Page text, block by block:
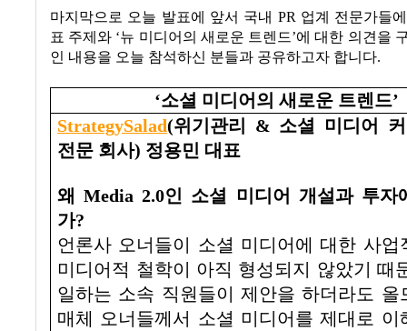
마지막으로 오늘 발표에 앞서 국내 PR 업계 전문가들
표 주제와 ‘뉴 미디어의 새로운 트렌드’에 대한 의견을
인 내용을 오늘 참석하신 분들과 공유하고자 합니다.
‘소셜 미디어의 새로운 트렌드’
StrategySalad(위기관리 & 소셜 미디어
전문 회사) 정용민 대표
왜 Media 2.0인 소셜 미디어 개설과 투자
가?
언론사 오너들이 소셜 미디어에 대한 사업
미디어적 철학이 아직 형성되지 않았기 때
일하는 소속 직원들이 제안을 하더라도 올
매체 오너들께서 소셜 미디어를 제대로 이